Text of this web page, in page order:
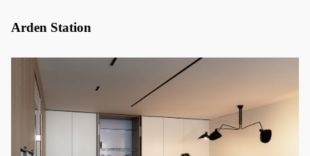
Arden Station